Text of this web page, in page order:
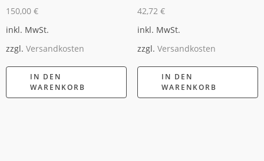
150,00 €
inkl. MwSt.
zzgl. Versandkosten
IN DEN
WARENKORB
42,72 €
inkl. MwSt.
zzgl. Versandkosten
IN DEN
WARENKORB